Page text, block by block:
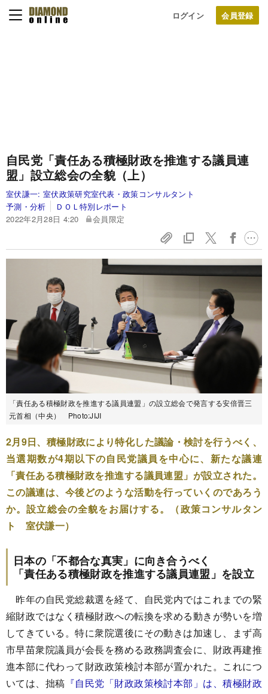
ログイン
自民党「責任ある積極財政を推進する議員連
盟」設立総会の全貌（上）
室伏謙一: 室伏政策研究室代表・政策コンサルタント
予測・分析
ＤＯＬ特別レポート
2022年2月28日 4:20
会員限定
「責任ある積極財政を推進する議員連盟」の設立総会で発言する安倍晋三
元首相（中央） Photo:JIJI
2月9日、積極財政により特化した議論・検討を行うべく、
当選期数が4期以下の自民党議員を中心に、新たな議連
「責任ある積極財政を推進する議員連盟」が設立された。
この議連は、今後どのような活動を行っていくのであろう
か。設立総会の全貌をお届けする。（政策コンサルタン
ト 室伏謙一）
日本の「不都合な真実」に向き合うべく
「責任ある積極財政を推進する議員連盟」を設立
昨年の自民党総裁選を経て、自民党内ではこれまでの緊
縮財政ではなく積極財政への転換を求める動きが勢いを増
してきている。特に衆院選後にその動きは加速し、まず高
市早苗衆院議員が会長を務める政務調査会に、財政再建推
進本部に代わって財政政策検討本部が置かれた。これにつ
いては、拙稿 『自民党「財政政策検討本部」は、積極財政